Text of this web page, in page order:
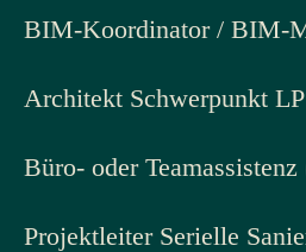
BIM-Koordinator / BIM-
Architekt Schwerpunkt
Büro- oder
Projektleiter Serielle